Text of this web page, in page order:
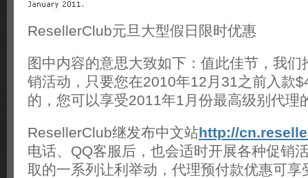
ResellerClub元旦大型假日限时优惠
图中内容的意思大致如下：值此佳节，我们
销活动，只要您在2010年12月31之前入款
的，您可以享受2011年1月份最高级别代理
ResellerClub继发布中文站http://
电话、QQ客服后，也会适时开展各种促销
取的一系列让利举动，代理预付款优惠可享